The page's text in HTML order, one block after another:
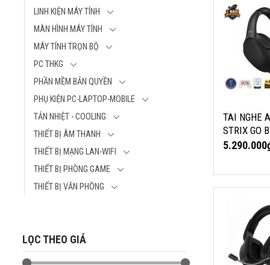
LINH KIỆN MÁY TÍNH
MÀN HÌNH MÁY TÍNH
MÁY TÍNH TRỌN BỘ
PC THKG
PHẦN MỀM BẢN QUYỀN
PHỤ KIỆN PC-LAPTOP-MOBILE
TẢN NHIỆT - COOLING
THIẾT BỊ ÂM THANH
THIẾT BỊ MẠNG LAN-WIFI
THIẾT BỊ PHÒNG GAME
THIẾT BỊ VĂN PHÒNG
LỌC THEO GIÁ
không dây
Các chức
ứng tiện lợi
Chống nước
TAI NGHE
STRIX GO
Thương hiệu:
Model: ROG
Loại tai nghe:
Kết nối: không
Nhận micrô:
Màu sắc: Đen
TAI NGHE
STRIX GO
5.290.000
WIRELESS
Thương hiệu:
Màu sắc: Đen
Kết nối: